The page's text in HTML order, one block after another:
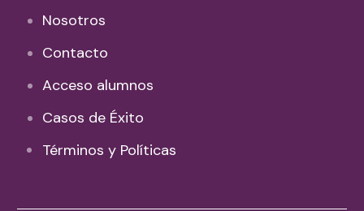
Nosotros
Contacto
Acceso alumnos
Casos de Éxito
Términos y Políticas